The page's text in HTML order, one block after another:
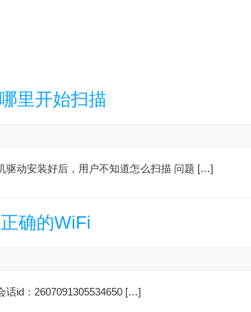
里开始扫描
驱动安装好后，用户不知道怎么扫描 问题 […]
确的WiFi
话id：2607091305534650 […]